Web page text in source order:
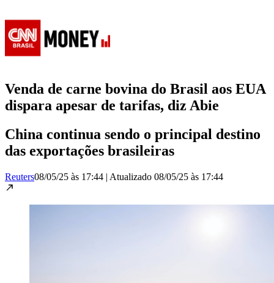
Venda de carne bovina do Brasil aos EUA
dispara apesar de tarifas, diz Abie
China continua sendo o principal destino
das exportações brasileiras
Reuters08/05/25 às 17:44 | Atualizado 08/05/25 às 17:44